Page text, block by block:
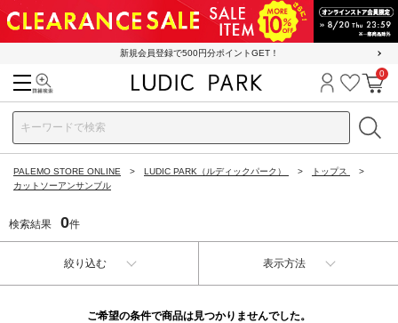
新規会員登録で500円分ポイントGET！
ログイン
お気に
カ
0
PALEMO STORE ONLINE LUDIC PARK（ルディックパーク）
トップス
カットソーアンサンブル
検索結果 0件
絞り込む 表示方法
ご希望の条件で商品は見つかりませんでした。